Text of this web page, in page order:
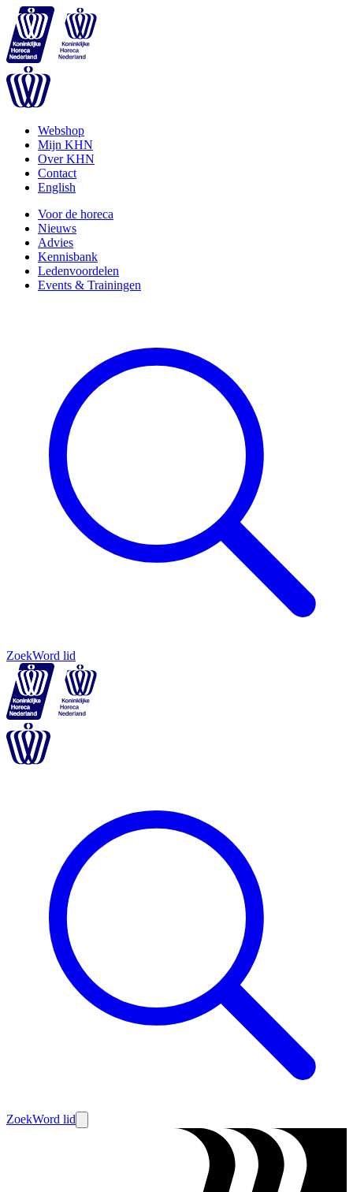
Webshop
Mijn KHN
Over KHN
Contact
English
Voor de horeca
Nieuws
Advies
Kennisbank
Ledenvoordelen
Events & Trainingen
ZoekWord lid
ZoekWord lid